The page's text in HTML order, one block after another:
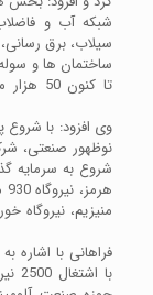
شبکه آب و
سیلاب، برق
ساختمان ها و
تا
وی افزود: با شروع
نوظهور صنعتی،
شروع به سرمایه
منیزیم،
فراهانی با اشاره
با